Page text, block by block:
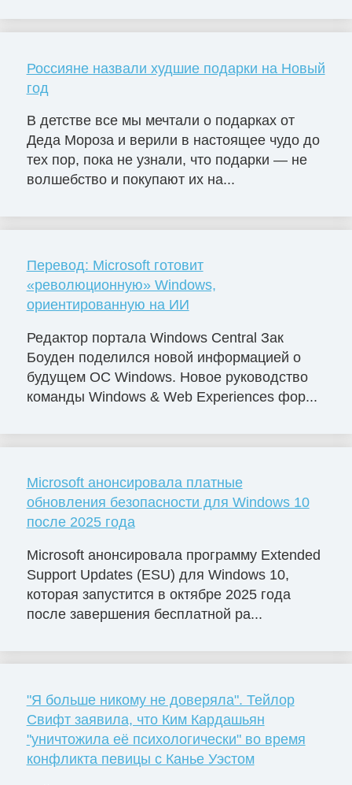
Россияне назвали худшие подарки на Новый
год
В детстве все мы мечтали о подарках от
Деда Мороза и верили в настоящее чудо до
тех пор, пока не узнали, что подарки — не
волшебство и покупают их на...
Перевод: Microsoft готовит
«революционную» Windows,
ориентированную на ИИ
Редактор портала Windows Central Зак
Боуден поделился новой информацией о
будущем ОС Windows. Новое руководство
команды Windows & Web Experiences фор...
Microsoft анонсировала платные
обновления безопасности для Windows 10
после 2025 года
Microsoft анонсировала программу Extended
Support Updates (ESU) для Windows 10,
которая запустится в октябре 2025 года
после завершения бесплатной ра...
"Я больше никому не доверяла". Тейлор
Свифт заявила, что Ким Кардашьян
"уничтожила её психологически" во время
конфликта певицы с Канье Уэстом